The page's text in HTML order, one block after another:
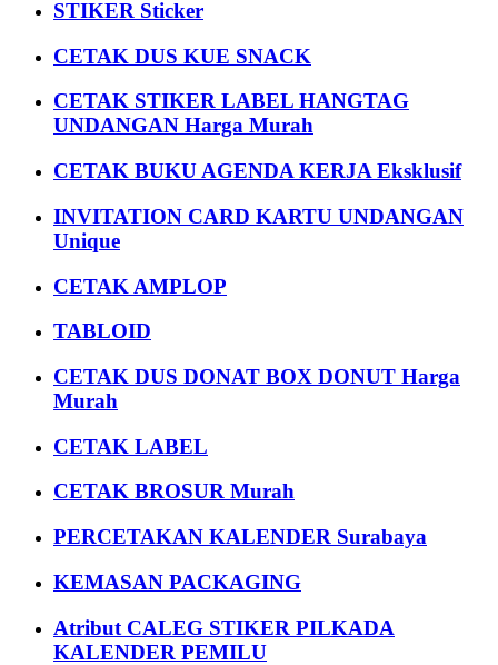
STIKER Sticker
CETAK DUS KUE SNACK
CETAK STIKER LABEL HANGTAG
UNDANGAN Harga Murah
CETAK BUKU AGENDA KERJA Eksklusif
INVITATION CARD KARTU UNDANGAN
Unique
CETAK AMPLOP
TABLOID
CETAK DUS DONAT BOX DONUT Harga
Murah
CETAK LABEL
CETAK BROSUR Murah
PERCETAKAN KALENDER Surabaya
KEMASAN PACKAGING
Atribut CALEG STIKER PILKADA
KALENDER PEMILU